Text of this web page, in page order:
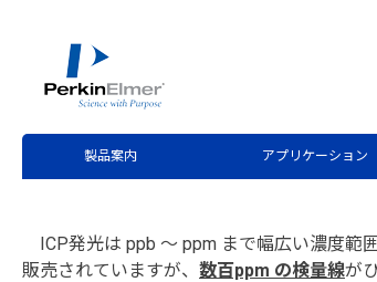
製品案内 アプリケーション
第31回 ICP発光で
ICP発光は ppb ～ ppm まで幅広い濃度範
販売されていますが、 数百ppm の検量線が